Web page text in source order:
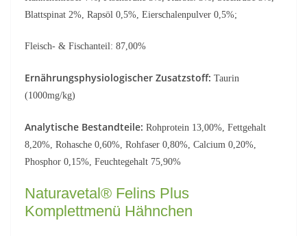
Blattspinat 2%, Rapsöl 0,5%, Eierschalenpulver 0,5%;
Fleisch- & Fischanteil: 87,00%
Ernährungsphysiologischer Zusatzstoff: Taurin
(1000mg/kg)
Analytische Bestandteile: Rohprotein 13,00%, Fettgehalt
8,20%, Rohasche 0,60%, Rohfaser 0,80%, Calcium 0,20%,
Phosphor 0,15%, Feuchtegehalt 75,90%
Naturavetal® Felins Plus
Komplettmenü Hähnchen